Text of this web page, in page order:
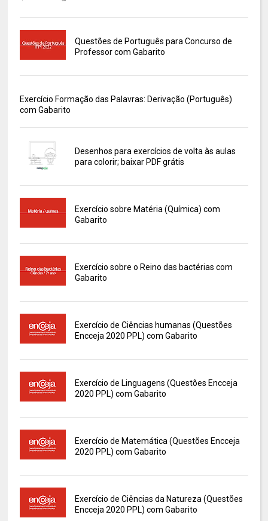
Questões de Português para Concurso de
Professor com Gabarito
Exercício Formação das Palavras: Derivação (Português)
com Gabarito
Desenhos para exercícios de volta às aulas
para colorir; baixar PDF grátis
Exercício sobre Matéria (Química) com
Gabarito
Exercício sobre o Reino das bactérias com
Gabarito
Exercício de Ciências humanas (Questões
Encceja 2020 PPL) com Gabarito
Exercício de Linguagens (Questões Encceja
2020 PPL) com Gabarito
Exercício de Matemática (Questões Encceja
2020 PPL) com Gabarito
Exercício de Ciências da Natureza (Questões
Encceja 2020 PPL) com Gabarito